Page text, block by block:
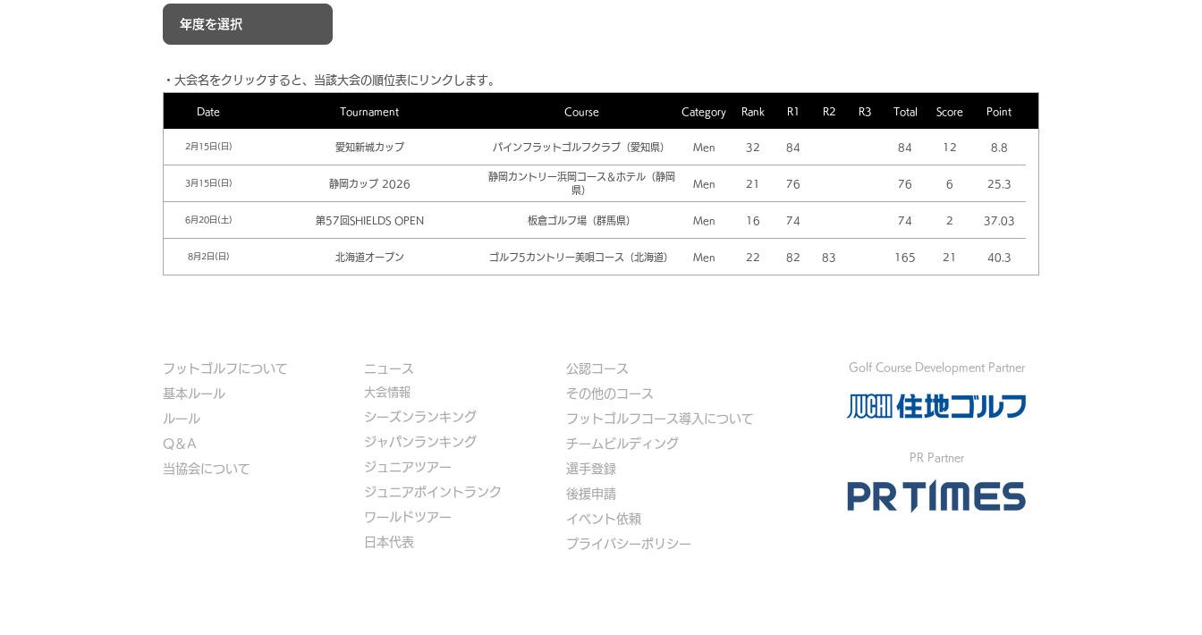
​・大会名をクリックすると、当該大会の順位表にリンクします。
Date Tournament Course Category Rank R1 R2 R3 Total Score Point
2月15日(日) 愛知新城カップ パインフラットゴルフクラブ（愛知県） Men 32 84 84 12 8.8
3月15日(日) 静岡カップ 2026
静岡カントリー浜岡コース＆ホテル（静岡
県）
Men 21 76 76 6 25.3
6月20日(土) 第57回SHIELDS OPEN 板倉ゴルフ場（群馬県） Men 16 74 74 2 37.03
8月2日(日) 北海道オープン ゴルフ5カントリー美唄コース（北海道） Men 22 82 83 165 21 40.3
フットゴルフについて
基本ルール
ルール
Q＆A
​当協会について
​ニュース
大会情報
シーズンランキング
ジャパンランキング
ジュニアツアー
ジュニアポイントランク
​ワールドツアー
​​日本代表
公認コース
​その他のコース
​ フットゴルフコース導入について
​チームビルディング
選手登録​
​後援申請
​イベント依頼
プライバシーポリシー
Golf Course Development Partner
PR Partner